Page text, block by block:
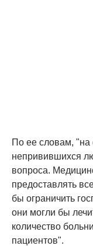
По ее словам, "на
непривившихся
вопроса.
предоставлять
бы ограничить
они могли бы
количество
пациентов".